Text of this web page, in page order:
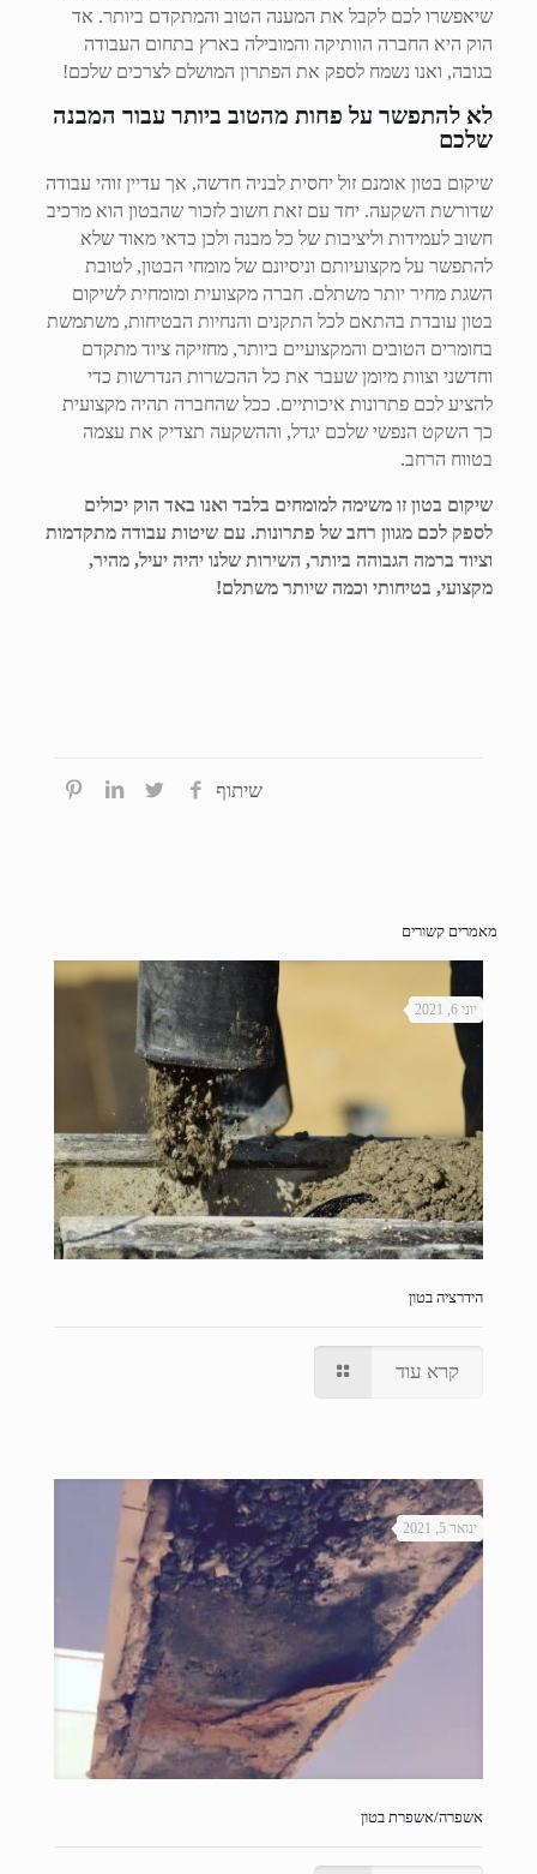
שיאפשרו לכם לקבל את המענה הטוב והמתקדם ביותר. אד
הוק היא החברה הוותיקה והמובילה בארץ בתחום העבודה
בגובה, ואנו נשמח לספק את הפתרון המושלם לצרכים שלכם!
לא להתפשר על פחות מהטוב ביותר עבור המבנה
שלכם
שיקום בטון אומנם זול יחסית לבניה חדשה, אך עדיין זוהי עבודה
שדורשת השקעה. יחד עם זאת חשוב לזכור שהבטון הוא מרכיב
חשוב לעמידות וליציבות של כל מבנה ולכן כדאי מאוד שלא
להתפשר על מקצועיותם וניסיונם של מומחי הבטון, לטובת
השגת מחיר יותר משתלם. חברה מקצועית ומומחית לשיקום
בטון עובדת בהתאם לכל התקנים והנחיות הבטיחות, משתמשת
בחומרים הטובים והמקצועיים ביותר, מחזיקה ציוד מתקדם
וחדשני וצוות מיומן שעבר את כל ההכשרות הנדרשות כדי
להציע לכם פתרונות איכותיים. ככל שהחברה תהיה מקצועית
כך השקט הנפשי שלכם יגדל, וההשקעה תצדיק את עצמה
בטווח הרחב.
שיקום בטון זו משימה למומחים בלבד ואנו באד הוק יכולים
לספק לכם מגוון רחב של פתרונות. עם שיטות עבודה מתקדמות
וציוד ברמה הגבוהה ביותר, השירות שלנו יהיה יעיל, מהיר,
מקצועי, בטיחותי וכמה שיותר משתלם!
שיתוף
מאמרים קשורים
יוני 6, 2021
הידרציה בטון
קרא עוד
ינואר 5, 2021
אשפרה/אשפרת בטון